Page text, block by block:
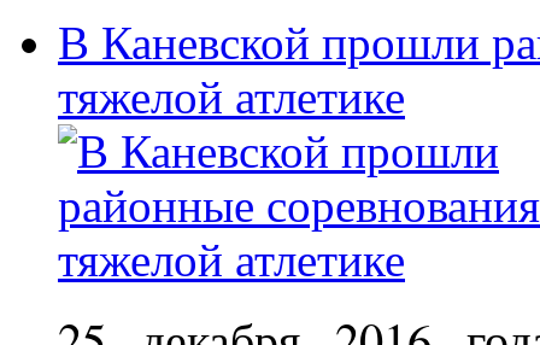
В Каневской прошли
тяжелой атлетике